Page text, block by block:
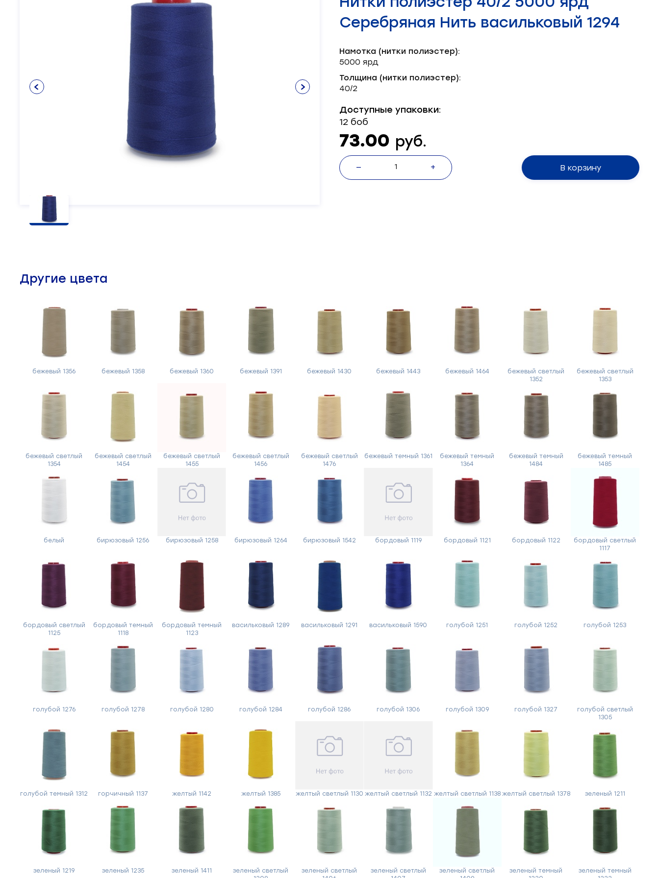
Нитки швейные
Лента декоративная
Паты
Пукля
Упаковочные материалы 12
Клеевые и прокладочные
Косая бейка
Прикладные материалы
Утеплители и наполнители
Запчасти для швейного
Серводвигатель
Смазка
Запчасти: иглы 3
Нетканые материалы
Установочное оборудование 8
Серебряная Нить васильковый 1294
Намотка (нитки полиэстер):
5000 ярд
Толщина (нитки полиэстер):
40/2
Доступные упаковки:
12 боб
73.00 руб.
— + В корзину
Другие цвета
бежевый 1356 бежевый 1358 бежевый 1360 бежевый 1391 бежевый 1430 бежевый 1443 бежевый 1464
бежевый светлый
1352
бежевый светлый
1353
бежевый светлый
1354
бежевый светлый
1454
бежевый светлый
1455
бежевый светлый
1456
бежевый светлый
1476
бежевый темный 1361
бежевый темный
1364
бежевый темный
1484
бежевый темный
1485
белый бирюзовый 1256 бирюзовый 1258 бирюзовый 1264 бирюзовый 1542 бордовый 1119 бордовый 1121 бордовый 1122
бордовый светлый
1117
бордовый светлый
1125
бордовый темный
1118
бордовый темный
1123
васильковый 1289 васильковый 1291 васильковый 1590 голубой 1251 голубой 1252 голубой 1253
голубой 1276 голубой 1278 голубой 1280 голубой 1284 голубой 1286 голубой 1306 голубой 1309 голубой 1327
голубой светлый
1305
голубой темный 1312 горчичный 1137 желтый 1142 желтый 1385 желтый светлый 1130 желтый светлый 1132 желтый светлый 1138 желтый светлый 1378 зеленый 1211
зеленый 1219 зеленый 1235 зеленый 1411
зеленый светлый
зеленый светлый
зеленый светлый
зеленый светлый
зеленый темный
зеленый темный
Форма
обратной
связи